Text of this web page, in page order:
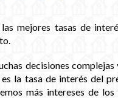
mejores tasas de
decisiones
la tasa de interés del
más intereses de